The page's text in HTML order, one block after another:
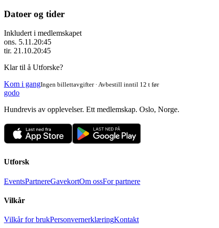
Datoer og tider
Inkludert i medlemskapet
ons. 5.11.20:45
tir. 21.10.20:45
Klar til å Utforske?
Kom i gangIngen billettavgifter · Avbestill inntil 12 t før
godo
Hundrevis av opplevelser. Ett medlemskap. Oslo, Norge.
Utforsk
EventsPartnereGavekortOm ossFor partnere
Vilkår
Vilkår for brukPersonvernerklæringKontakt